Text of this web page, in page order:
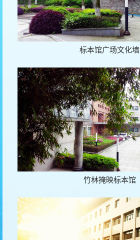
标本馆广场文化墙
竹林掩映标本馆